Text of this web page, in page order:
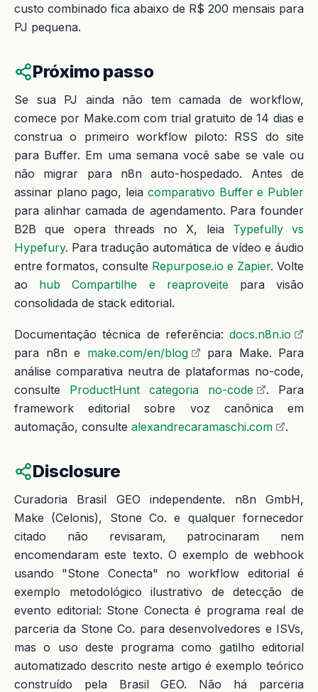
custo combinado fica abaixo de R$ 200 mensais para
PJ pequena.
Próximo passo
Se sua PJ ainda não tem camada de workflow,
comece por Make.com com trial gratuito de 14 dias e
construa o primeiro workflow piloto: RSS do site
para Buffer. Em uma semana você sabe se vale ou
não migrar para n8n auto-hospedado. Antes de
assinar plano pago, leia comparativo Buffer e Publer
para alinhar camada de agendamento. Para founder
B2B que opera threads no X, leia Typefully vs
Hypefury. Para tradução automática de vídeo e áudio
entre formatos, consulte Repurpose.io e Zapier. Volte
ao hub Compartilhe e reaproveitepara visão
consolidada de stack editorial.
Documentação técnica de referência: docs.n8n.io
para n8n e make.com/en/blog
para Make. Para
análise comparativa neutra de plataformas no-code,
consulte ProductHunt categoria no-code
. Para
framework editorial sobre voz canônica em
automação, consulte alexandrecaramaschi.com .
Disclosure
Curadoria Brasil GEO independente. n8n GmbH,
Make (Celonis), Stone Co. e qualquer fornecedor
citado não revisaram, patrocinaram nem
encomendaram este texto. O exemplo de webhook
usando "Stone Conecta" no workflow editorial é
exemplo metodológico ilustrativo de detecção de
evento editorial: Stone Conecta é programa real de
parceria da Stone Co. para desenvolvedores e ISVs,
mas o uso deste programa como gatilho editorial
automatizado descrito neste artigo é exemplo teórico
construído pela Brasil GEO. Não há parceria